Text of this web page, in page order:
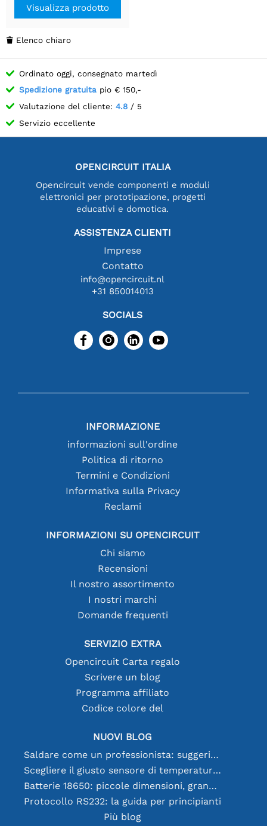
Visualizza prodotto
 Elenco chiaro
Ordinato oggi, consegnato martedì
Spedizione gratuita pio € 150,-
Valutazione del cliente: 4.8 / 5
Servizio eccellente
OPENCIRCUIT ITALIA
Opencircuit vende componenti e moduli
elettronici per prototipazione, progetti
educativi e domotica.
ASSISTENZA CLIENTI
Imprese
Contatto
info@opencircuit.nl
+31 850014013
SOCIALS
INFORMAZIONE
informazioni sull'ordine
Politica di ritorno
Termini e Condizioni
Informativa sulla Privacy
Reclami
INFORMAZIONI SU OPENCIRCUIT
Chi siamo
Recensioni
Il nostro assortimento
I nostri marchi
Domande frequenti
SERVIZIO EXTRA
Opencircuit Carta regalo
Scrivere un blog
Programma affiliato
Codice colore del
NUOVI BLOG
Saldare come un professionista: suggerimenti per connessioni elettroniche perfette
Scegliere il giusto sensore di temperatura [youtube]
Batterie 18650: piccole dimensioni, grandi prestazioni
Protocollo RS232: la guida per principianti
Più blog